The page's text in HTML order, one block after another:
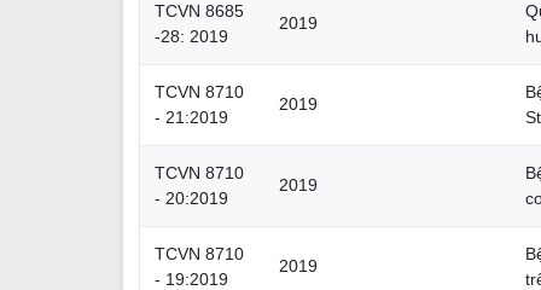
TCVN 8685
-28: 2019
2019
TCVN 8710
- 21:2019
2019
TCVN 8710
- 20:2019
2019
TCVN 8710
- 19:2019
2019